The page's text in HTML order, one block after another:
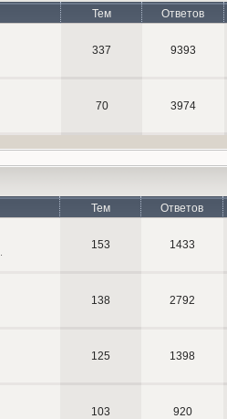
Тем Ответов
337 9393
70 3974
Тем Ответов
153 1433
138 2792
125 1398
103 920